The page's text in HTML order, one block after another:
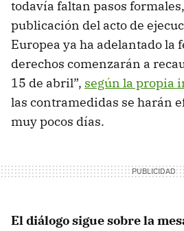
todavía faltan pasos
publicación del acto de
Europea ya ha adelantado la
derechos comenzarán a
15 de abril”, según la propia
las contramedidas se harán
muy pocos días.
El diálogo sigue sobre la